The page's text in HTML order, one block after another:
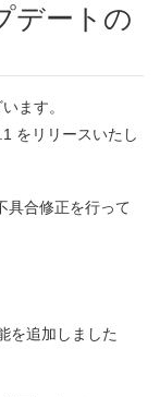
デートの
ます。
をリリースいたし
具合修正を行って
を追加しました